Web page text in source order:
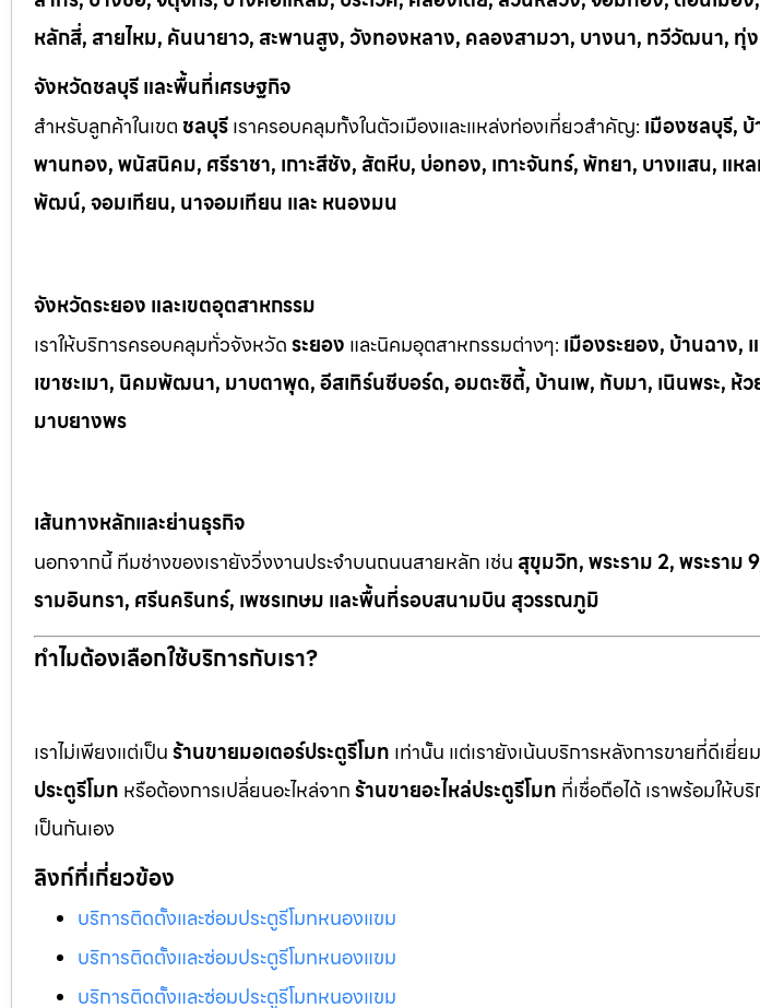
หลักสี่, สายไหม, คันนายาว, สะพานสูง, วังทองหลาง, คลองสามวา, บางนา, ทวีวัฒนา, ทุ่
จังหวัดชลบุรี และพื้นที่เศรษฐกิจ
สำหรับลูกค้าในเขต ชลบุรีเราครอบคลุมทั้งในตัวเมืองและแหล่งท่องเที่ยวสำคัญ: เมืองชลบุรี,
พานทอง, พนัสนิคม, ศรีราชา, เกาะสีชัง, สัตหีบ, บ่อทอง, เกาะจันทร์, พัทยา, บางแสน, แห
พัฒน์, จอมเทียน, นาจอมเทียน และ หนองมน
จังหวัดระยอง และเขตอุตสาหกรรม
เราให้บริการครอบคลุมทั่วจังหวัดระยอง และนิคมอุตสาหกรรมต่างๆ: เมืองระยอง, บ้านฉาง,
เขาชะเมา, นิคมพัฒนา, มาบตาพุด, อีสเทิร์นซีบอร์ด, อมตะซิตี้, บ้านเพ, ทับมา, เนินพระ, หว
มาบยางพร
เส้นทางหลักและย่านธุรกิจ
นอกจากนี้ ทีมช่างของเรายังวิ่งงานประจำบนถนนสายหลัก เช่น สุขุมวิท, พระราม 2, พระราม
รามอินทรา, ศรีนครินทร์, เพชรเกษม และพื้นที่รอบสนามบิน สุวรรณภูมิ
ทำไมต้องเลือกใช้บริการกับเรา?
เราไม่เพียงแต่เป็นร้านขายมอเตอร์ประตูรีโมท เท่านั้น แต่เรายังเน้นบริการหลังการขายที่ดีเยี่
ประตูรีโมท หรือต้องการเปลี่ยนอะไหล่จากร้านขายอะไหล่ประตูรีโมท ที่เชื่อถือได้ เราพร้อมให้
เป็นกันเอง
ลิงก์ที่เกี่ยวข้อง
บริการติดตั้งและซ่อมประตูรีโมทหนองแขม
บริการติดตั้งและซ่อมประตูรีโมทหนองแขม
บริการติดตั้งและซ่อมประตูรีโมทหนองแขม